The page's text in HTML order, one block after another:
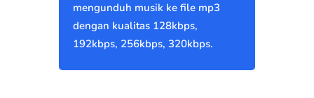
mengunduh musik ke file mp3
dengan kualitas 128kbps,
192kbps, 256kbps, 320kbps.